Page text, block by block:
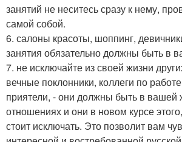
занятий не неситесь сразу к нему,
самой собой.
6. салоны красоты, шоппинг,
занятия обязательно должны быть в
7. не исключайте из своей жизни
вечные поклонники, коллеги по
приятели, - они должны быть в вашей
отношениях и они в новом курсе
стоит исключать. Это позволит вам